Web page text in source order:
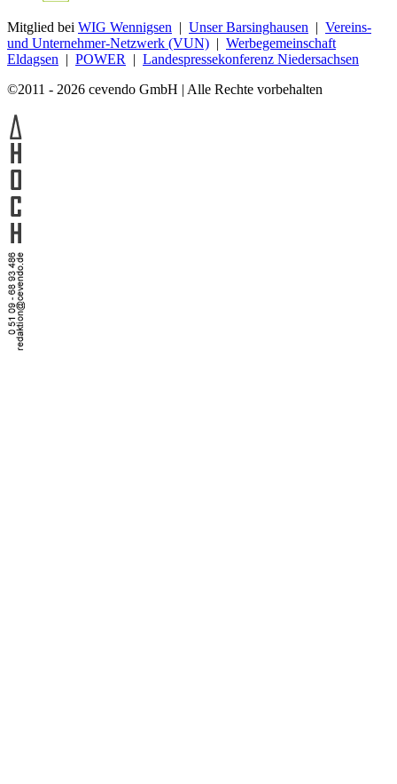
Mitglied bei WIG Wennigsen | Unser Barsinghausen | Vereins-
und Unternehmer-Netzwerk (VUN) | Werbegemeinschaft
Eldagsen | POWER | Landespressekonferenz Niedersachsen
©2011 - 2026 cevendo GmbH | Alle Rechte vorbehalten